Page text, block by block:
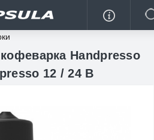
Handpresso
12 / 24 В